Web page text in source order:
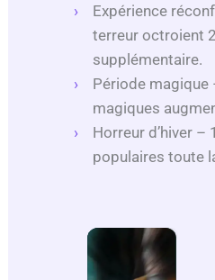
Expérience
terreur octroient
supplémentaire.
Période magique
magiques
Horreur d’hiver –
populaires toute
×